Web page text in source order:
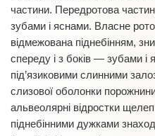
частини. Передротова
зубами і яснами. Власне
відмежована піднебінням,
спереду і з боків — зубами і
під’язиковими слинними
слизової оболонки
альвеолярні відростки
піднебінними дужками